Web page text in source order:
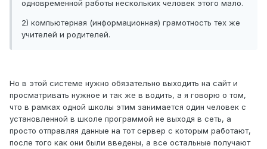
одновременной работы нескольких человек этого мало.
2) компьютерная (информационная) грамотность тех же
учителей и родителей.
Но в этой системе нужно обязательно выходить на сайт и
просматривать нужное и так же в водить, а я говорю о том,
что в рамках одной школы этим занимается один человек с
установленной в школе программой не выходя в сеть, а
просто отправляя данные на тот сервер с которым работают,
после того как они были введены, а все остальные получают